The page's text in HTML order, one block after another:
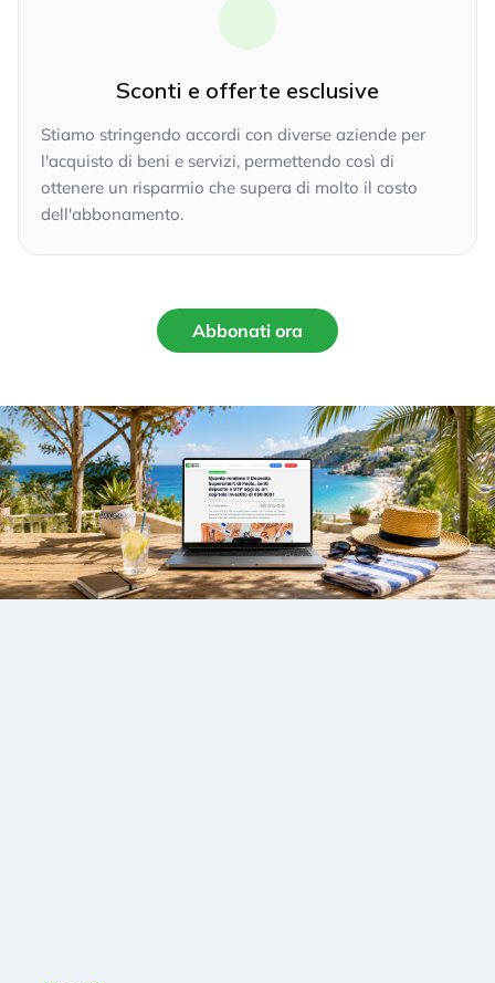
Sconti e offerte esclusive
Stiamo stringendo accordi con diverse aziende per
l'acquisto di beni e servizi, permettendo così di
ottenere un risparmio che supera di molto il costo
dell'abbonamento.
Abbonati ora